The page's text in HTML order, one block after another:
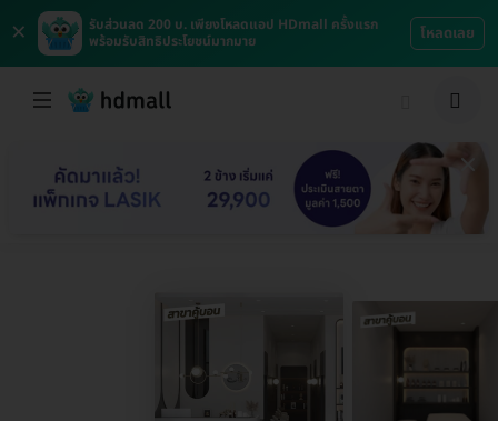
×
รับส่วนลด 200 บ. เพียงโหลดแอป HDmall ครั้งแรก
พร้อมรับสิทธิประโยชน์มากมาย
โหลดเลย